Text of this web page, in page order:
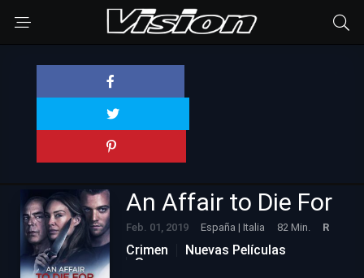
An Affair to Die For
Feb. 01, 2019 España | Italia 82 Min. R
Crimen
Nuevas Películas
Suspenso